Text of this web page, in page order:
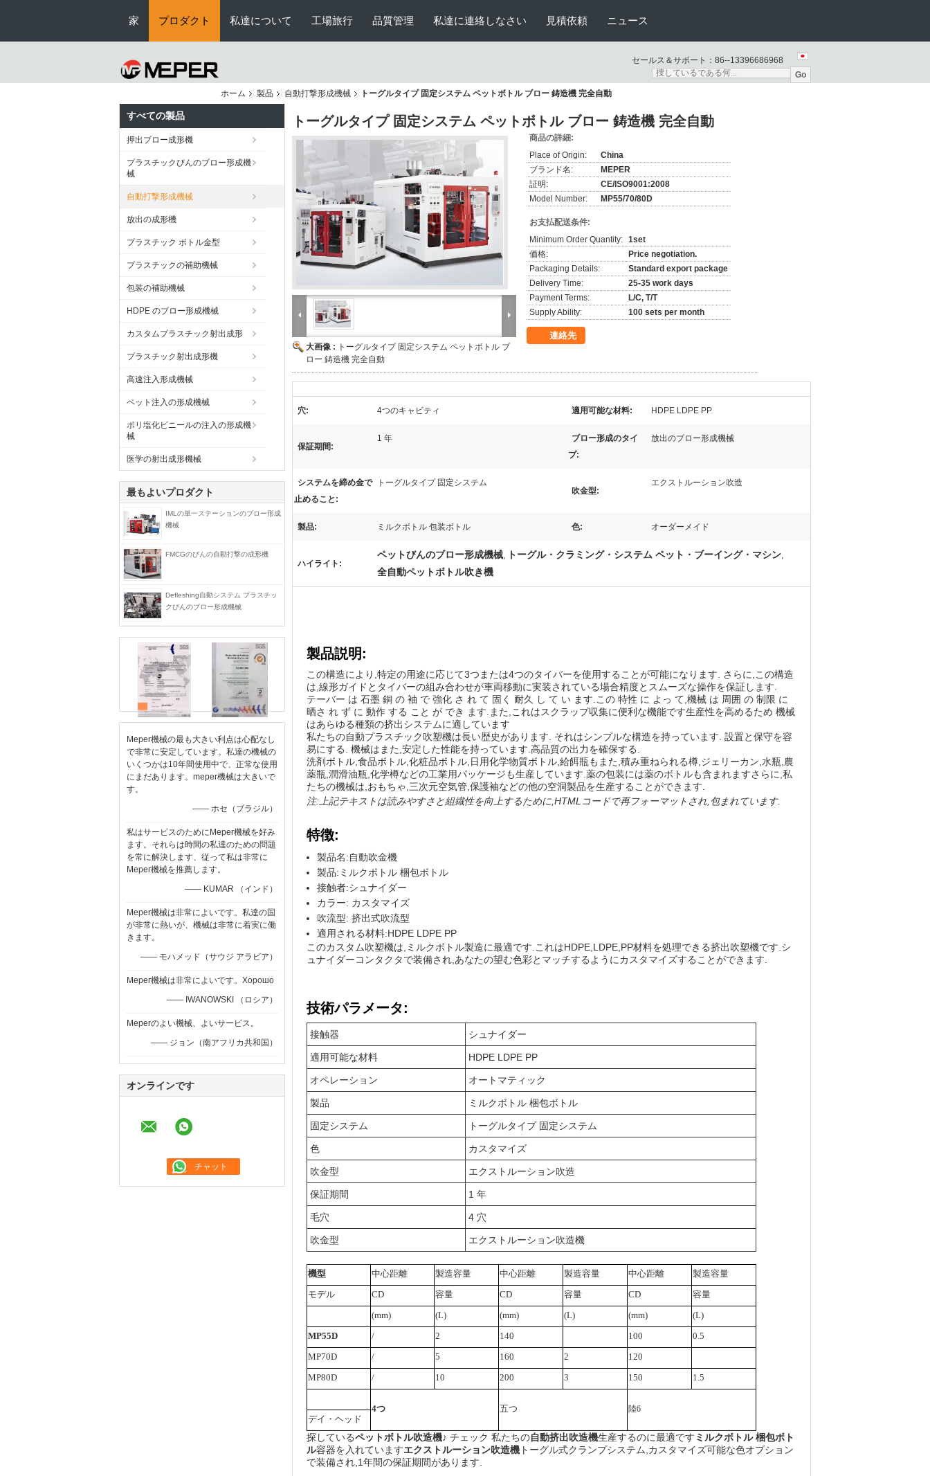
家 プロダクト 私達について 工場旅行 品質管理 私達に連絡しなさい 見積依頼 ニュース
セールス＆サポート： 86--13396686968
Go
ホーム
製品 自動打撃形成機械 トーグルタイプ 固定システム ペットボトル ブロー 鋳造機 完全自動
すべての製品
押出ブロー成形機
プラスチックびんのブロー形成機
械
自動打撃形成機械
放出の成形機
プラスチック ボトル金型
プラスチックの補助機械
包装の補助機械
HDPE のブロー形成機械
カスタムプラスチック射出成形
プラスチック射出成形機
高速注入形成機械
ペット注入の形成機械
ポリ塩化ビニールの注入の形成機
械
医学の射出成形機械
最もよいプロダクト
IMLの単一ステーションのブロー形成
機械
FMCGのびんの自動打撃の成形機
Defleshing自動システム プラスチッ
クびんのブロー形成機械
Meper機械の最も大きい利点は心配なし
で非常に安定しています。私達の機械の
いくつかは10年間使用中で、正常な使用
にまだあります。meper機械は大きいで
す。
—— ホセ（ブラジル）
私はサービスのためにMeper機械を好み
ます。それらは時間の私達のための問題
を常に解決します、従って私は非常に
Meper機械を推薦します。
—— KUMAR （インド）
Meper機械は非常によいです。私達の国
が非常に熱いが、機械は非常に着実に働
きます。
—— モハメッド（サウジ アラビア）
Meper機械は非常によいです。Хорошо
—— IWANOWSKI （ロシア）
Meperのよい機械、よいサービス。
—— ジョン（南アフリカ共和国）
オンラインです
トーグルタイプ 固定システム ペットボトル ブロー 鋳造機 完全自動
大画像 : トーグルタイプ 固定システム ペットボトル ブ
ロー 鋳造機 完全自動
商品の詳細:
Place of Origin:
China
ブランド名:
MEPER
証明:
CE/ISO9001:2008
Model Number:
MP55/70/80D
お支払配送条件:
Minimum Order Quantity: 1set
価格:
Price negotiation.
Packaging Details:
Standard export package
Delivery Time:
25-35 work days
Payment Terms:
L/C, T/T
Supply Ability:
100 sets per month
連絡先
穴: 4つのキャビティ 適用可能な材料: HDPE LDPE PP
保証期間:
1 年
ブロー形成のタイ
プ:
放出のブロー形成機械
システムを締め金で
止めること:
トーグルタイプ 固定システム
吹金型:
エクストルーション吹造
製品: ミルクボトル 包装ボトル 色: オーダーメイド
ハイライト:
ペットびんのブロー形成機械, トーグル・クラミング・システム ペット・ブーイング・マシン,
全自動ペットボトル吹き機
製品説明:
この構造により,特定の用途に応じて3つまたは4つのタイバーを使用することが可能になります. さらに,この構造
は,線形ガイドとタイバーの組み合わせが車両移動に実装されている場合精度とスムーズな操作を保証します.
テーバー は 石墨 銅 の 袖 で 強化 さ れ て 固く 耐久 し て い ます.この 特性 に よっ て,機械 は 周囲 の 制限 に
晒さ れ ず に 動作 する こと が でき ます.また,これはスクラップ収集に便利な機能です生産性を高めるため 機械
はあらゆる種類の挤出システムに適しています
私たちの自動プラスチック吹塑機は長い歴史があります. それはシンプルな構造を持っています. 設置と保守を容
易にする. 機械はまた,安定した性能を持っています.高品質の出力を確保する.
洗剤ボトル,食品ボトル,化粧品ボトル,日用化学物質ボトル,給餌瓶もまた,積み重ねられる樽,ジェリーカン,水瓶,農
薬瓶,潤滑油瓶,化学樽などの工業用パッケージも生産しています.薬の包装には薬のボトルも含まれますさらに,私
たちの機械は,おもちゃ,三次元空気管,保護袖などの他の空洞製品を生産することができます.
注:上記テキストは読みやすさと組織性を向上するために,HTMLコードで再フォーマットされ,包まれています.
特徴:
製品名:自動吹金機
製品:ミルクボトル 梱包ボトル
接触者:シュナイダー
カラー: カスタマイズ
吹流型: 挤出式吹流型
適用される材料:HDPE LDPE PP
このカスタム吹塑機は,ミルクボトル製造に最適です.これはHDPE,LDPE,PP材料を処理できる挤出吹塑機です.シ
ュナイダーコンタクタで装備され,あなたの望む色彩とマッチするようにカスタマイズすることができます.
技術パラメータ:
接触器 シュナイダー
適用可能な材料 HDPE LDPE PP
オペレーション オートマティック
製品 ミルクボトル 梱包ボトル
固定システム トーグルタイプ 固定システム
色 カスタマイズ
吹金型 エクストルーション吹造
保証期間 1 年
毛穴 4 穴
吹金型 エクストルーション吹造機
機型 中心距離 製造容量 中心距離 製造容量 中心距離 製造容量
モデル CD 容量 CD 容量 CD 容量
(mm) (L) (mm) (L) (mm) (L)
MP55D / 2 140 100 0.5
MP70D / 5 160 2 120
MP80D / 10 200 3 150 1.5
4つ 五つ
陸6
デイ・ヘッド
探しているペットボトル吹造機♪ チェック 私たちの自動挤出吹造機生産するのに最適です ミルクボトル 梱包ボト
ル容器を入れていますエクストルーション吹造機 トーグル式クランプシステム,カスタマイズ可能な色オプション
で装備され,1年間の保証期間があります.